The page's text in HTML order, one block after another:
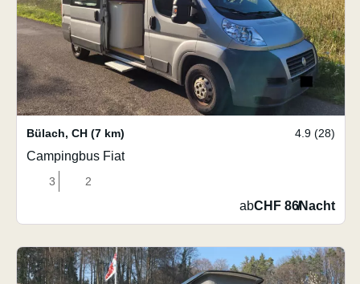
Bülach, CH (7 km) 4.9 (28)
Campingbus Fiat
3 2
abCHF 86/Nacht